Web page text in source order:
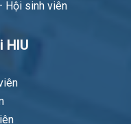
Hội sinh viên
HIU